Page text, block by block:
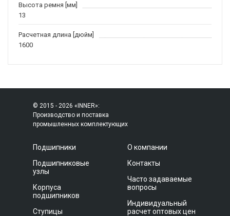
Высота ремня [мм]
13
Расчетная длина [дюйм]
1600
© 2015 - 2026 «INNER»:
Производство и поставка
промышленных комплектующих
Подшипники
Подшипниковые
узлы
Корпуса
подшипников
Ступицы
О компании
Контакты
Часто задаваемые
вопросы
Индивидуальный
расчет оптовых цен